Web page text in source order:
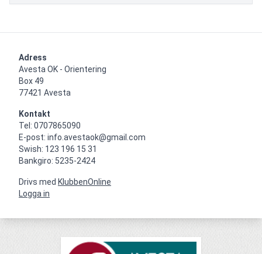
Adress
Avesta OK - Orientering
Box 49
77421 Avesta
Kontakt
Tel: 0707865090
E-post: info.avestaok@gmail.com
Swish: 123 196 15 31
Bankgiro: 5235-2424
Drivs med KlubbenOnline
Logga in